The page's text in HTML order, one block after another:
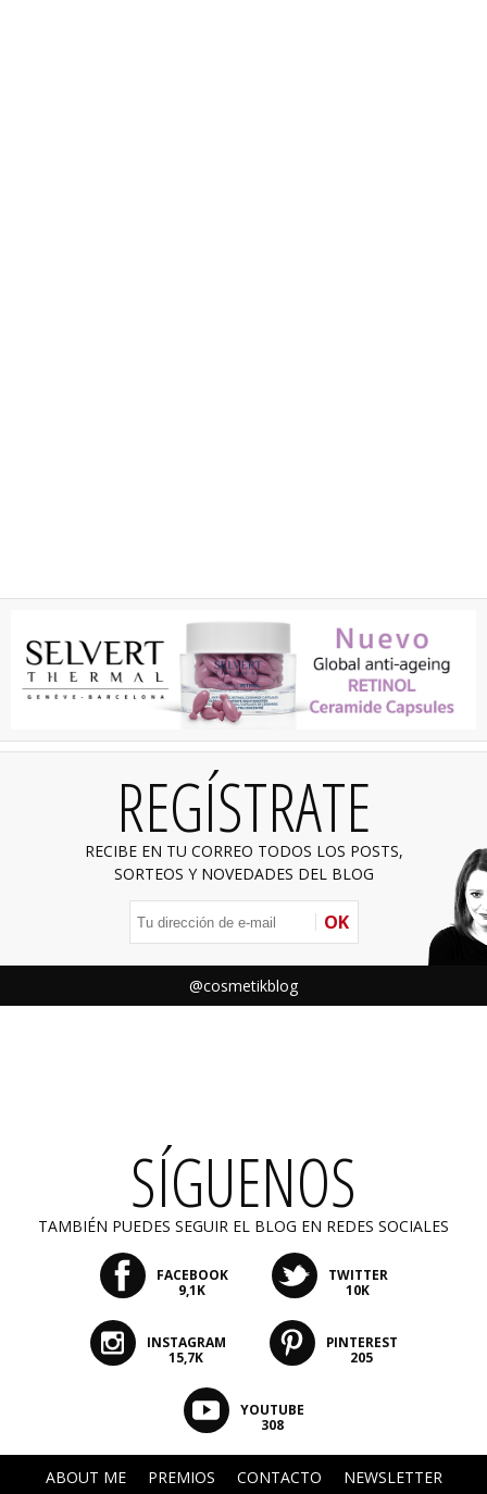
REGÍSTRATE
RECIBE EN TU CORREO TODOS LOS POSTS,
SORTEOS Y NOVEDADES DEL BLOG
OK
@cosmetikblog
SÍGUENOS
TAMBIÉN PUEDES SEGUIR EL BLOG EN REDES SOCIALES
FACEBOOK
9,1K
TWITTER
10K
INSTAGRAM
15,7K
PINTEREST
205
YOUTUBE
308
ABOUT ME PREMIOS CONTACTO
NEWSLETTER